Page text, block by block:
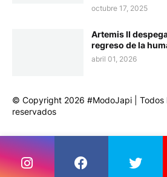
octubre 17, 2025
Artemis II
regreso de la
abril 01, 2026
© Copyright 2026 #ModoJapi | Todos
reservados